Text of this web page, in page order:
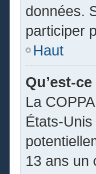
données.
participer
Haut
Qu’est-
La
États-
13 ans un